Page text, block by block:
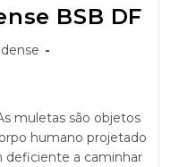
BSB DF
muletas são objetos
humano projetado
deficiente a caminhar